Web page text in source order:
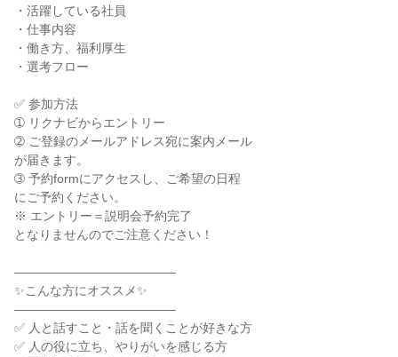
・活躍している社員
・仕事内容
・働き方、福利厚生
・選考フロー
✅ 参加方法
➀ リクナビからエントリー
➁ ご登録のメールアドレス宛に案内メール
が届きます。
➂ 予約formにアクセスし、ご希望の日程
にご予約ください。
※ エントリー＝説明会予約完了
となりませんのでご注意ください！
―――――――――――――
✨こんな方にオススメ✨
―――――――――――――
✅ 人と話すこと・話を聞くことが好きな方
✅ 人の役に立ち、やりがいを感じる方